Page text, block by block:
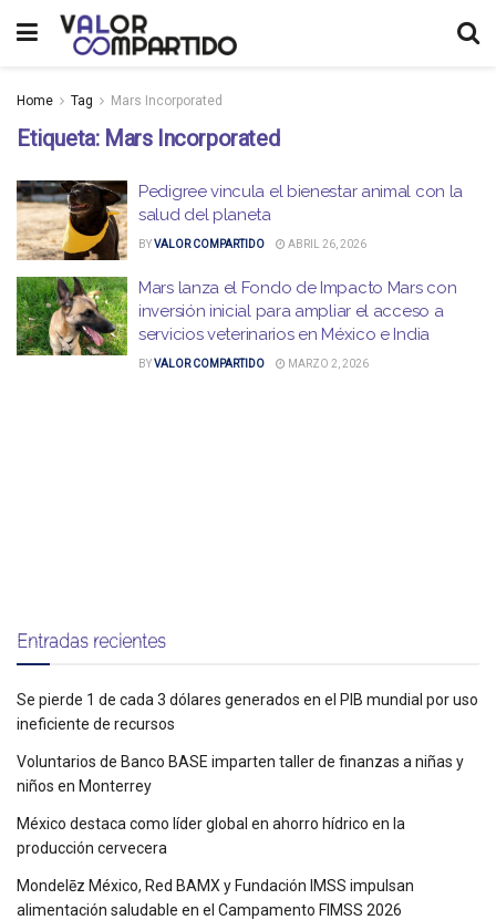
Home Tag Mars Incorporated
Etiqueta: Mars Incorporated
Pedigree vincula el bienestar animal con la
salud del planeta
BYVALOR COMPARTIDO ABRIL 26, 2026
Mars lanza el Fondo de Impacto Mars con
inversión inicial para ampliar el acceso a
servicios veterinarios en México e India
BYVALOR COMPARTIDO MARZO 2, 2026
Entradas recientes
Se pierde 1 de cada 3 dólares generados en el PIB mundial por uso
ineficiente de recursos
Voluntarios de Banco BASE imparten taller de finanzas a niñas y
niños en Monterrey
México destaca como líder global en ahorro hídrico en la
producción cervecera
Mondelēz México, Red BAMX y Fundación IMSS impulsan
alimentación saludable en el Campamento FIMSS 2026